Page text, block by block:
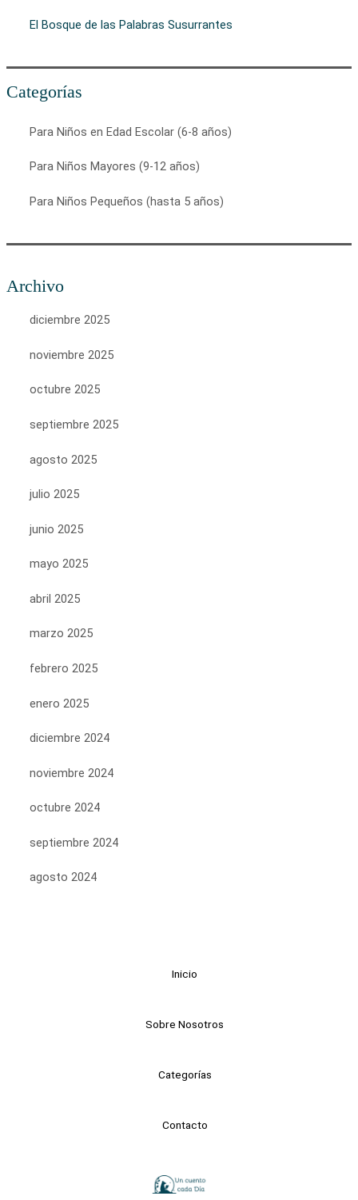
El Bosque de las Palabras Susurrantes
Categorías
Para Niños en Edad Escolar (6-8 años)
Para Niños Mayores (9-12 años)
Para Niños Pequeños (hasta 5 años)
Archivo
diciembre 2025
noviembre 2025
octubre 2025
septiembre 2025
agosto 2025
julio 2025
junio 2025
mayo 2025
abril 2025
marzo 2025
febrero 2025
enero 2025
diciembre 2024
noviembre 2024
octubre 2024
septiembre 2024
agosto 2024
Inicio
Sobre Nosotros
Categorías
Contacto